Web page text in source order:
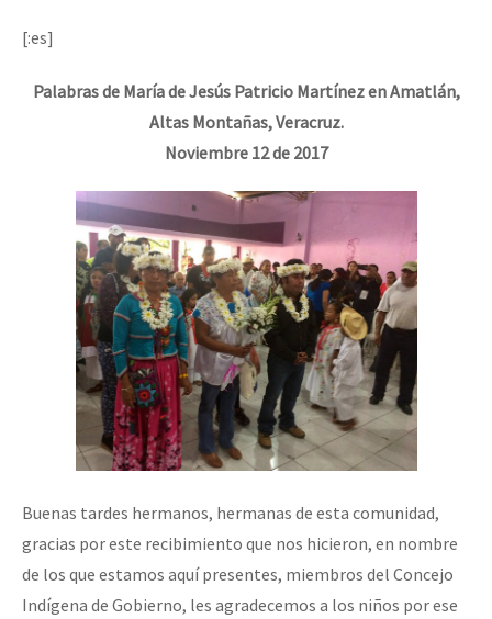
La Sexta
AutonomÍa y Resistencia
Migración
Mujeres
ETIQUETAS
MULTIMEDIA
Fotorreportaje
Video
Otras secciones
Dia 1: Encontro “Guerra contra a Humanidade”
“Sonhando a Terra do Bem Virá” se publica no Estado Espanhol
Se o México sabe, que o mundo saiba! Nossas lutas pela
[25 abr – CDMX] Tokín por el CNI: 30 años de Resistencia y
[:es]
Palabras de María de Jesús Patricio Martínez en Amatlán,
Altas Montañas, Veracruz.
Noviembre 12 de 2017
Buenas tardes hermanos, hermanas de esta comunidad,
gracias por este recibimiento que nos hicieron, en nombre
de los que estamos aquí presentes, miembros del Concejo
Indígena de Gobierno, les agradecemos a los niños por ese